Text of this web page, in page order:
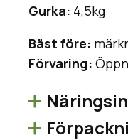
Gurka: 4,5kg
Bäst före:
Förvaring: